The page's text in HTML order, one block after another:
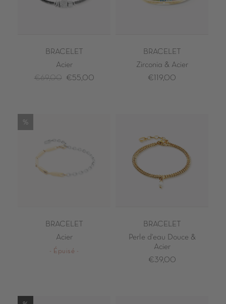
BRACELET
Acier
€69,00
€55,00
BRACELET
Zirconia & Acier
€119,00
%
BRACELET
Acier
- Épuisé -
BRACELET
Perle d'eau Douce &
Acier
€39,00